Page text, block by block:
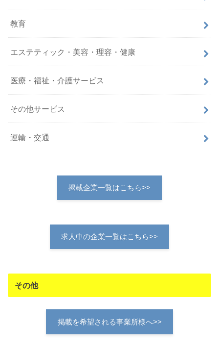
教育
エステティック・美容・理容・健康
医療・福祉・介護サービス
その他サービス
運輸・交通
掲載企業一覧はこちら>>
求人中の企業一覧はこちら>>
その他
掲載を希望される事業所様へ>>